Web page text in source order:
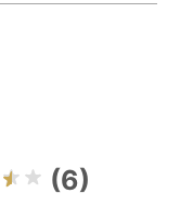
(6)